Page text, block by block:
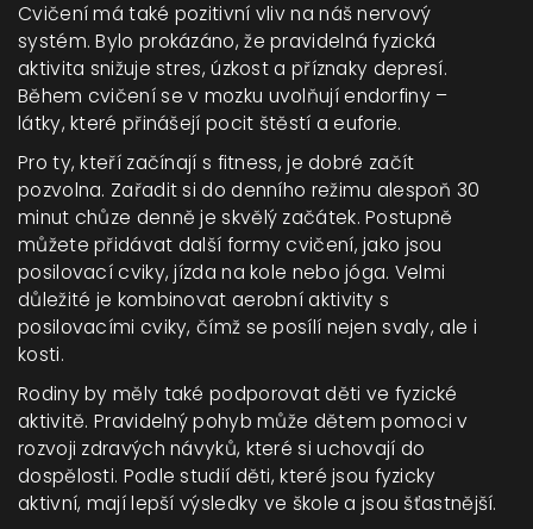
Cvičení má také pozitivní vliv na náš nervový
systém. Bylo prokázáno, že pravidelná fyzická
aktivita snižuje stres, úzkost a příznaky depresí.
Během cvičení se v mozku uvolňují endorfiny –
látky, které přinášejí pocit štěstí a euforie.
Pro ty, kteří začínají s fitness, je dobré začít
pozvolna. Zařadit si do denního režimu alespoň 30
minut chůze denně je skvělý začátek. Postupně
můžete přidávat další formy cvičení, jako jsou
posilovací cviky, jízda na kole nebo jóga. Velmi
důležité je kombinovat aerobní aktivity s
posilovacími cviky, čímž se posílí nejen svaly, ale i
kosti.
Rodiny by měly také podporovat děti ve fyzické
aktivitě. Pravidelný pohyb může dětem pomoci v
rozvoji zdravých návyků, které si uchovají do
dospělosti. Podle studií děti, které jsou fyzicky
aktivní, mají lepší výsledky ve škole a jsou šťastnější.